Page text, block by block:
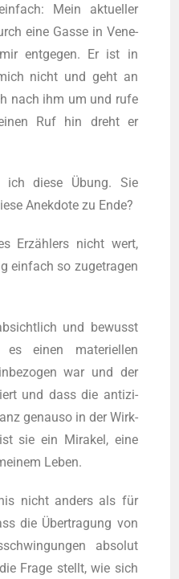
Mein aktu­el­ler
eine Gas­se in Vene­
ent­ge­gen. Er ist in
nicht und geht an
nach ihm um und rufe
Ruf hin dreht er
ich die­se Übung. Sie
Anek­do­te zu Ende?
Erzählers nicht wert,
ein­fach so zuge­tra­gen
und bewusst
einen mate­ri­el­len
war und der
und dass die anti­zi­
genau­so in der Wirk­
sie ein Mira­kel, eine
Leben.
nicht anders als für
die Übertragung von
abso­lut
Fra­ge stellt, wie sich